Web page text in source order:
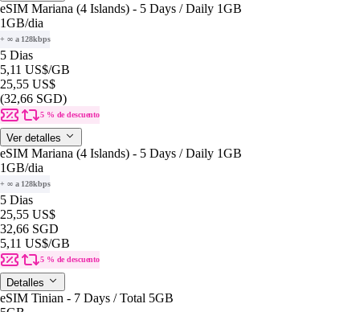
eSIM Mariana (4 Islands) - 5 Days / Daily 1GB
1GB/dia
+ ∞ a 128kbps
5 Dias
5,11 US$/GB
25,55 US$
(32,66 SGD)
5 % de descuento
Ver detalles
eSIM Mariana (4 Islands) - 5 Days / Daily 1GB
1GB/dia
+ ∞ a 128kbps
5 Dias
25,55 US$
32,66 SGD
5,11 US$/GB
5 % de descuento
Detalles
eSIM Tinian - 7 Days / Total 5GB